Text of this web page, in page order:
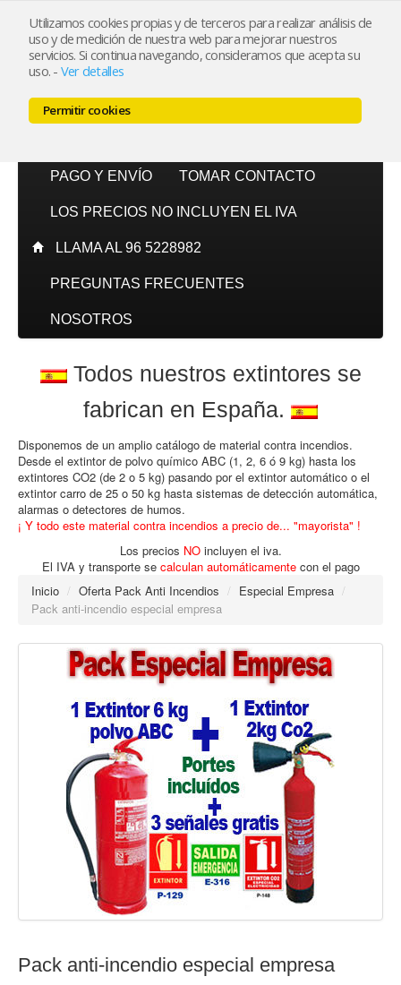
Utilizamos cookies propias y de terceros para realizar análisis de
uso y de medición de nuestra web para mejorar nuestros
servicios. Si continua navegando, consideramos que acepta su
uso. - Ver detalles
Permitir cookies
Mi cuenta
PAGO Y ENVÍO TOMAR CONTACTO
LOS PRECIOS NO INCLUYEN EL IVA
LLAMA AL 96 5228982
PREGUNTAS FRECUENTES
NOSOTROS
Todos nuestros extintores se
fabrican en España.
Disponemos de un amplio catálogo de material contra incendios.
Desde el extintor de polvo químico ABC (1, 2, 6 ó 9 kg) hasta los
extintores CO2 (de 2 o 5 kg) pasando por el extintor automático o el
extintor carro de 25 o 50 kg hasta sistemas de detección automática,
alarmas o detectores de humos.
¡ Y todo este material contra incendios a precio de... "mayorista" !
Los precios NOincluyen el iva.
El IVA y transporte se calculan automáticamentecon el pago
Inicio / Oferta Pack Anti Incendios / Especial Empresa /
Pack anti-incendio especial empresa
Pack anti-incendio especial empresa